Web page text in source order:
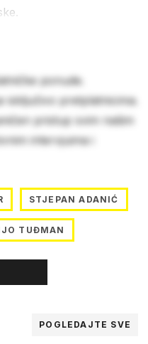
ponude.
isključivo pretplatnicima.
pristup svim našim
intervjuima i
STJEPAN ADANIĆ
TUĐMAN
POGLEDAJTE SVE